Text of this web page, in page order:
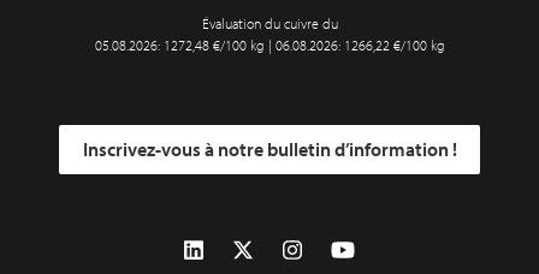
Évaluation du cuivre du
05.08.2026: 1272,48 €/100 kg | 06.08.2026: 1266,22 €/100 kg
Inscrivez-vous à notre bulletin d’information !